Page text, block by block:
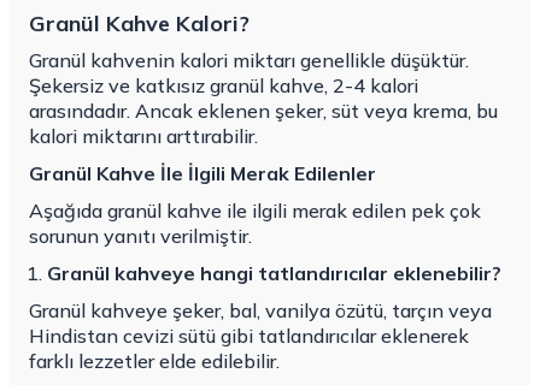
Granül Kahve Kalori?
Granül kahvenin kalori miktarı genellikle düşüktür.
Şekersiz ve katkısız granül kahve, 2-4 kalori
arasındadır. Ancak eklenen şeker, süt veya krema, bu
kalori miktarını arttırabilir.
Granül Kahve İle İlgili Merak Edilenler
Aşağıda granül kahve ile ilgili merak edilen pek çok
sorunun yanıtı verilmiştir.
Granül kahveye hangi tatlandırıcılar eklenebilir?
Granül kahveye şeker, bal, vanilya özütü, tarçın veya
Hindistan cevizi sütü gibi tatlandırıcılar eklenerek
farklı lezzetler elde edilebilir.